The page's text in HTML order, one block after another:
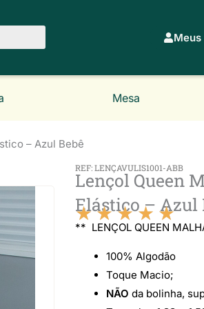
Meus
Mesa
– Azul Bebê
REF: LENÇAVULIS1001-ABB
Lençol Queen
Elástico – Azul
★ ★★★ ★
5
** LENÇOL QUEEN
100% Algodão
Toque Macio;
NÃO da bolinha,